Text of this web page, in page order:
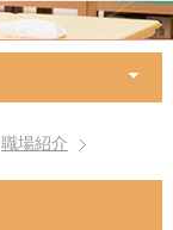
職場紹介